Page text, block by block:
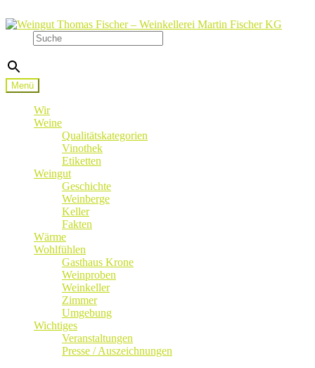
Zur
Navigation
springen
Zum
springen
Menü
Wir
Weine
Qualitätskategorien
Vinothek
Etiketten
Weingut
Geschichte
Weinberge
Keller
Fakten
Wärme
Wohlfühlen
Gasthaus Krone
Weinproben
Weinkeller
Zimmer
Umgebung
Wichtiges
Veranstaltungen
Presse / Auszeichnungen